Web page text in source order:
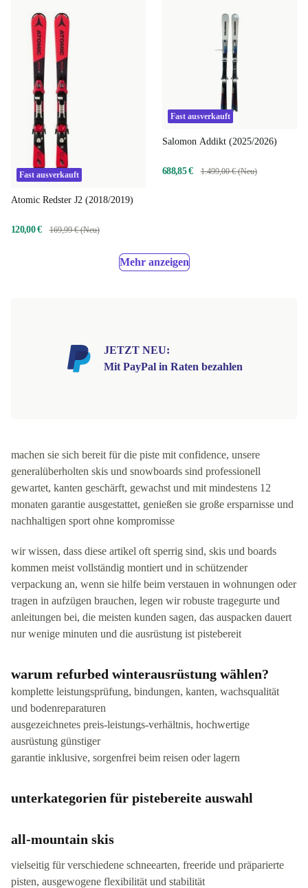
Fast ausverkauft
Atomic Redster J2 (2018/2019)
120,00 € 169,99 € (Neu)
Fast ausverkauft
Salomon Addikt (2025/2026)
688,85 € 1.499,00 € (Neu)
Mehr anzeigen
JETZT NEU:
Mit PayPal in Raten bezahlen
machen sie sich bereit für die piste mit confidence, unsere
generalüberholten skis und snowboards sind professionell
gewartet, kanten geschärft, gewachst und mit mindestens 12
monaten garantie ausgestattet, genießen sie große ersparnisse und
nachhaltigen sport ohne kompromisse
wir wissen, dass diese artikel oft sperrig sind, skis und boards
kommen meist vollständig montiert und in schützender
verpackung an, wenn sie hilfe beim verstauen in wohnungen oder
tragen in aufzügen brauchen, legen wir robuste tragegurte und
anleitungen bei, die meisten kunden sagen, das auspacken dauert
nur wenige minuten und die ausrüstung ist pistebereit
warum refurbed winterausrüstung wählen?
komplette leistungsprüfung, bindungen, kanten, wachsqualität
und bodenreparaturen
ausgezeichnetes preis-leistungs-verhältnis, hochwertige
ausrüstung günstiger
garantie inklusive, sorgenfrei beim reisen oder lagern
unterkategorien für pistebereite auswahl
all-mountain skis
vielseitig für verschiedene schneearten, freeride und präparierte
pisten, ausgewogene flexibilität und stabilität